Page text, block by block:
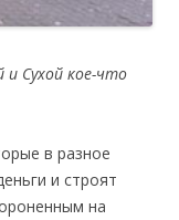
и Сухой кое-что
в разное
и строят
на